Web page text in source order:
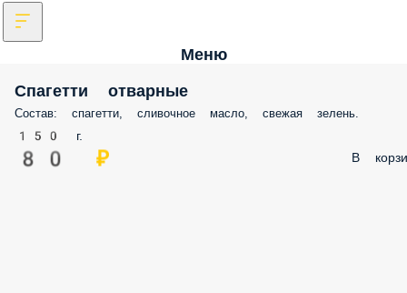
Меню
Спагетти отварные
Состав: спагетти, сливочное масло, свежая зелень.
150 г.
80 ₽ В